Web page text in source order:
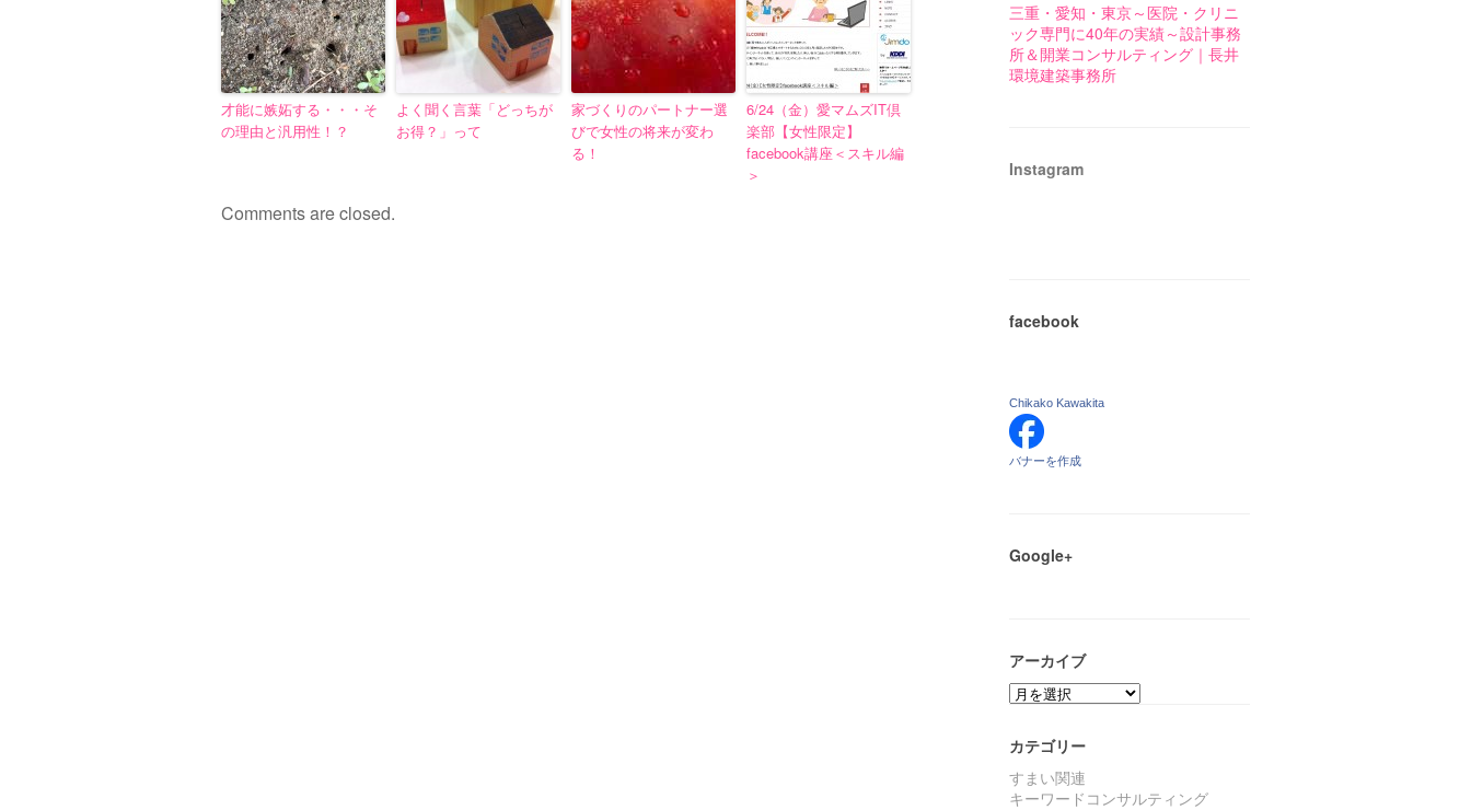
才能に嫉妬する・・・そ
の理由と汎用性！？
よく聞く言葉「どっちが
お得？」って
家づくりのパートナー選
びで女性の将来が変わ
る！
6/24（金）愛マムズIT倶
楽部【女性限定】
facebook講座＜スキル編
＞
Comments are closed.
三重・愛知・東京～医院・クリニ
ック専門に40年の実績～設計事務
所＆開業コンサルティング｜長井
環境建築事務所
Instagram
facebook
Chikako Kawakita
バナーを作成
Google+
アーカイブ
ア
ー
イ
ブ
カテゴリー
すまい関連
キーワードコンサルティング